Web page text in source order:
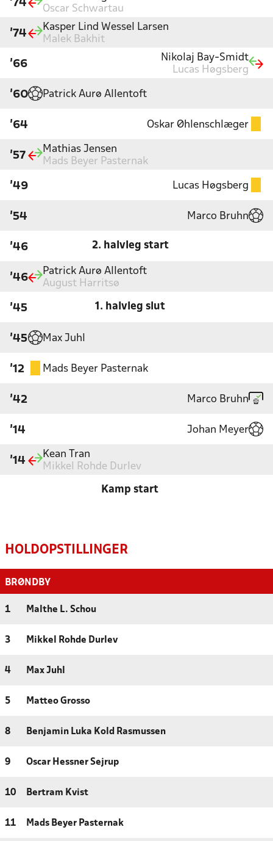
'74
Oscar Schwartau
'74
Kasper Lind Wessel Larsen
Malek Bakhit
'66
Nikolaj Bay-Smidt
Lucas Høgsberg
'60 Patrick Aurø Allentoft
'64 Oskar Øhlenschlæger
'57
Mathias Jensen
Mads Beyer Pasternak
'49 Lucas Høgsberg
'54 Marco Bruhn
'46 2. halvleg start
'46
Patrick Aurø Allentoft
August Harritsø
'45 1. halvleg slut
'45 Max Juhl
'12 Mads Beyer Pasternak
'42 Marco Bruhn
'14 Johan Meyer
'14
Kean Tran
Mikkel Rohde Durlev
Kamp start
HOLDOPSTILLINGER
BRØNDBY
1 Malthe L. Schou
3 Mikkel Rohde Durlev
4 Max Juhl
5 Matteo Grosso
8 Benjamin Luka Kold Rasmussen
9 Oscar Hessner Sejrup
10 Bertram Kvist
11 Mads Beyer Pasternak